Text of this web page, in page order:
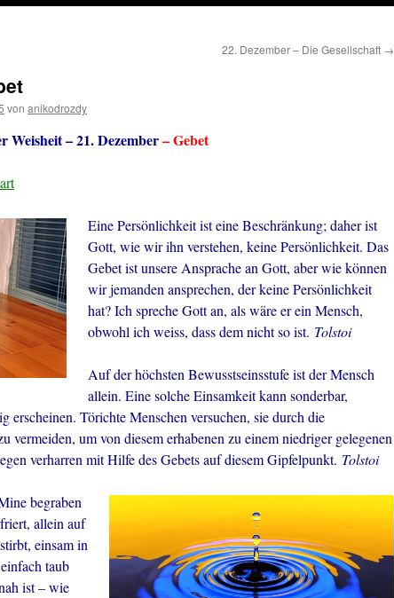
22. Dezember – Die Gesellschaft →
von anikodrozdy
Weisheit – 21. Dezember– Gebet
Eine Persönlichkeit ist eine Beschränkung; daher ist
Gott, wie wir ihn verstehen, keine Persönlichkeit. Das
Gebet ist unsere Ansprache an Gott, aber wie können
wir jemanden ansprechen, der keine Persönlichkeit
hat? Ich spreche Gott an, als wäre er ein Mensch,
obwohl ich weiss, dass dem nicht so ist. Tolstoi
Auf der höchsten Bewusstseinsstufe ist der Mensch
allein. Eine solche Einsamkeit kann sonderbar,
erscheinen. Törichte Menschen versuchen, sie durch die
vermeiden, um von diesem erhabenen zu einem niedriger gelegenen
verharren mit Hilfe des Gebets auf diesem Gipfelpunkt. Tolstoi
begraben
allein auf
einsam in
taub
ist – wie